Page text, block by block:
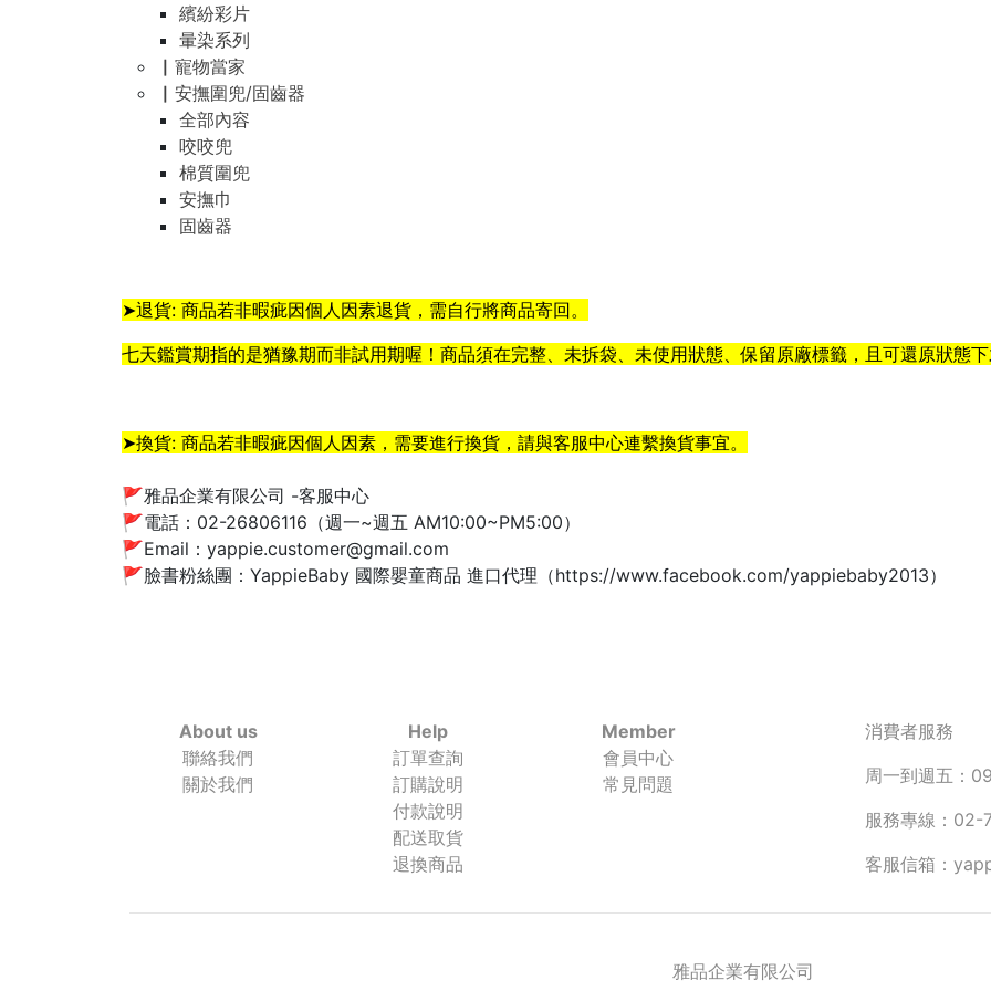
繽紛彩片
暈染系列
▏寵物當家
▏安撫圍兜/固齒器
全部內容
咬咬兜
棉質圍兜
安撫巾
固齒器
➤退貨: 商品若非暇疵因個人因素退貨，需自行將商品寄回。
七天鑑賞期指的是猶豫期而非試用期喔！商品須在完整、未拆袋、未使用狀態、保留原廠標籤，且可還原狀態
➤換貨: 商品若非暇疵因個人因素，需要進行換貨，請與客服中心連繫換貨事宜。
🚩雅品企業有限公司 -客服中心
🚩電話：02-26806116（週一~週五 AM10:00~PM5:00）
🚩Email：yappie.customer@gmail.com
🚩臉書粉絲團：YappieBaby 國際嬰童商品 進口代理（https://www.facebook.com/yappiebaby2013）
About us
聯絡我們
關於我們
Help
訂單查詢
訂購說明
付款說明
配送取貨
退換商品
Member
會員中心
常見問題
消費者服務
周一到週五：
服務專線：02-
客服信箱：
雅品企業有限公司